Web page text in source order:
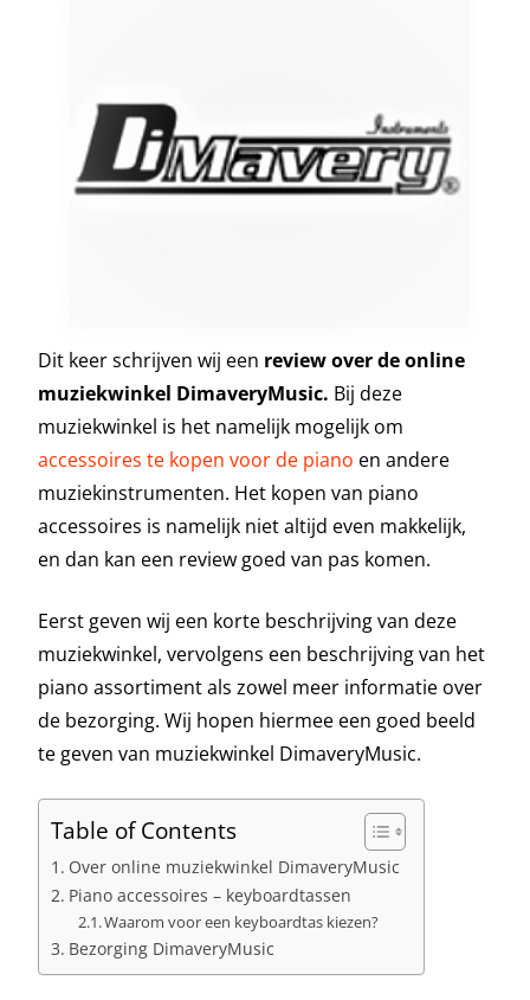
Dit keer schrijven wij een review over de online
muziekwinkel DimaveryMusic. Bij deze
muziekwinkel is het namelijk mogelijk om
accessoires te kopen voor de piano en andere
muziekinstrumenten. Het kopen van piano
accessoires is namelijk niet altijd even makkelijk,
en dan kan een review goed van pas komen.
Eerst geven wij een korte beschrijving van deze
muziekwinkel, vervolgens een beschrijving van het
piano assortiment als zowel meer informatie over
de bezorging. Wij hopen hiermee een goed beeld
te geven van muziekwinkel DimaveryMusic.
Table of Contents
Over online muziekwinkel DimaveryMusic
Piano accessoires – keyboardtassen
Waarom voor een keyboardtas kiezen?
Bezorging DimaveryMusic